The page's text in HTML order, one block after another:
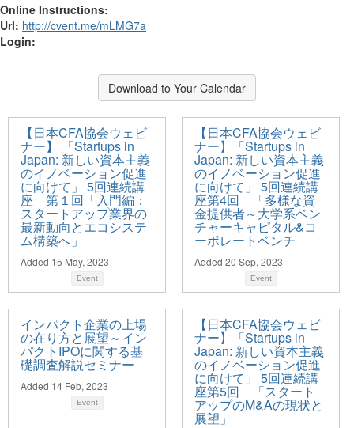
Online Instructions:
Url: http://cvent.me/mLMG7a
Login:
Download to Your Calendar
【日本CFA協会ウェビ
ナー】 「Startups in
Japan: 新しい資本主義
のイノベーション促進
に向けて」 5回連続講
座 第１回「入門編：
スタートアップ業界の
最新動向とエコシステ
ム構築へ」
Added 15 May, 2023
Event
【日本CFA協会ウェビ
ナー】「Startups in
Japan: 新しい資本主義
のイノベーション促進
に向けて」 5回連続講
座第4回 「多様な資
金提供者～大学系ベン
チャーキャピタル&コ
ーポレートベンチ
Added 20 Sep, 2023
Event
インパクト企業の上場
の在り方と展望～イン
パクトIPOに関する基
礎調査解説セミナー
Added 14 Feb, 2023
Event
【日本CFA協会ウェビ
ナー】「Startups in
Japan: 新しい資本主義
のイノベーション促進
に向けて」 5回連続講
座第5回 「スタート
アップのM&Aの現状と
展望」